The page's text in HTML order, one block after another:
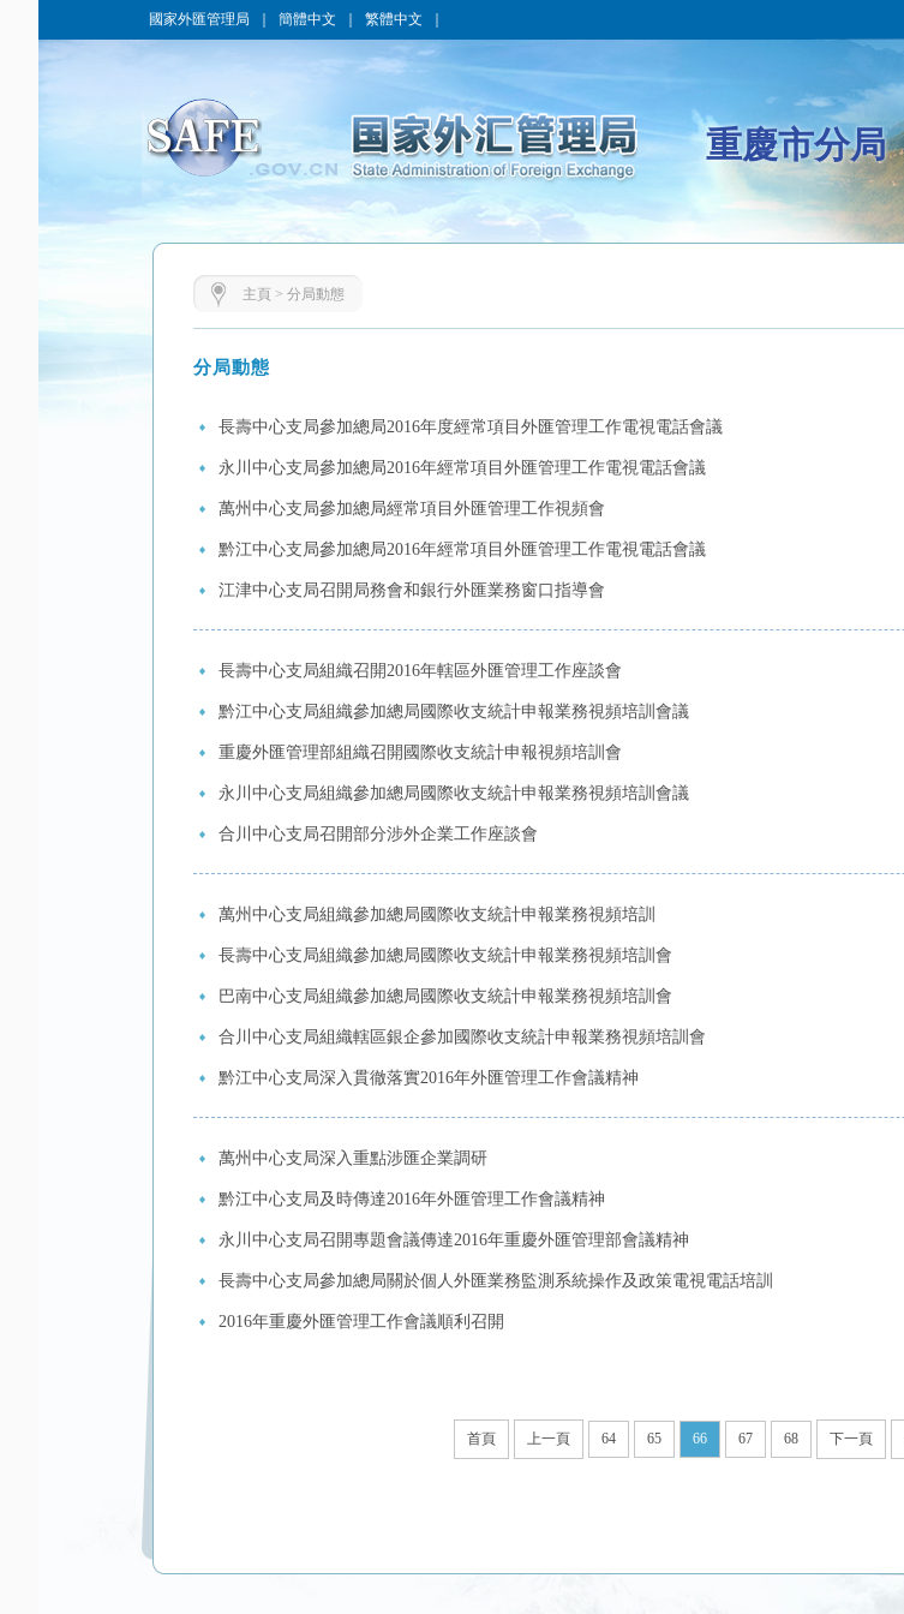
國家外匯管理局 簡體中文 繁體中文
重慶市分局
主頁 > 分局動態
分局動態
長壽中心支局參加總局2016年度經常項目外匯管理工作電視電話會議
永川中心支局參加總局2016年經常項目外匯管理工作電視電話會議
萬州中心支局參加總局經常項目外匯管理工作視頻會
黔江中心支局參加總局2016年經常項目外匯管理工作電視電話會議
江津中心支局召開局務會和銀行外匯業務窗口指導會
長壽中心支局組織召開2016年轄區外匯管理工作座談會
黔江中心支局組織參加總局國際收支統計申報業務視頻培訓會議
重慶外匯管理部組織召開國際收支統計申報視頻培訓會
永川中心支局組織參加總局國際收支統計申報業務視頻培訓會議
合川中心支局召開部分涉外企業工作座談會
萬州中心支局組織參加總局國際收支統計申報業務視頻培訓
長壽中心支局組織參加總局國際收支統計申報業務視頻培訓會
巴南中心支局組織參加總局國際收支統計申報業務視頻培訓會
合川中心支局組織轄區銀企參加國際收支統計申報業務視頻培訓會
黔江中心支局深入貫徹落實2016年外匯管理工作會議精神
萬州中心支局深入重點涉匯企業調研
黔江中心支局及時傳達2016年外匯管理工作會議精神
永川中心支局召開專題會議傳達2016年重慶外匯管理部會議精神
長壽中心支局參加總局關於個人外匯業務監測系統操作及政策電視電話培訓
2016年重慶外匯管理工作會議順利召開
首頁 上一頁 64 65 66 67 68 下一頁